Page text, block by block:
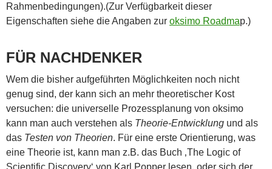
Rahmenbedingungen).(Zur Verfügbarkeit dieser
Eigenschaften siehe die Angaben zur oksimo Roadmap.)
FÜR NACHDENKER
Wem die bisher aufgeführten Möglichkeiten noch nicht
genug sind, der kann sich an mehr theoretischer Kost
versuchen: die universelle Prozessplanung von oksimo
kann man auch verstehen als Theorie-Entwicklung und als
das Testen von Theorien. Für eine erste Orientierung, was
eine Theorie ist, kann man z.B. das Buch ‚The Logic of
Scientific Discovery‘ von Karl Popper lesen, oder sich der